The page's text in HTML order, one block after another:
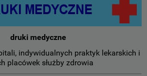
druki medyczne
indywidualnych praktyk lekarskich i
placówek służby zdrowia